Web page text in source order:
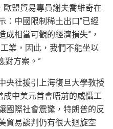
歐盟貿易專員謝夫喬維奇在
：中國限制稀土出口“已經
相當可觀的經濟損失”，
業，因此，我們不能坐以
對方案。”
央社援引上海復旦大學教授
成中美元首會晤前的威懾工
國際社會震驚，特朗普的反
貿易談判仍有很大迴旋空